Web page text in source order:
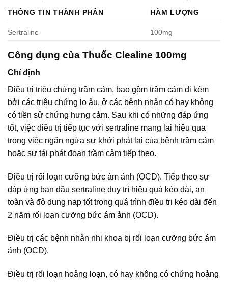
THÔNG TIN THÀNH PHẦN HÀM LƯỢNG
Sertraline 100mg
Công dụng của Thuốc Clealine 100mg
Chỉ định
Điều trị triệu chứng trầm cảm, bao gồm trầm cảm đi kèm
bởi các triệu chứng lo âu, ở các bệnh nhân có hay không
có tiền sử chứng hưng cảm. Sau khi có những đáp ứng
tốt, việc điều trị tiếp tục với sertraline mang lai hiệu qua
trong việc ngăn ngừa sự khởi phát lại của bệnh trầm cảm
hoặc sự tái phát đoạn trầm cảm tiếp theo.
Điều trị rối loạn cưỡng bức ám ảnh (OCD). Tiếp theo sự
đáp ứng ban đầu sertraline duy trì hiệu quả kéo đài, an
toàn và độ dung nạp tốt trong quá trình điều trị kéo dài đến
2 năm rối loạn cưỡng bức ám ảnh (OCD).
Điều trị các bệnh nhân nhi khoa bị rối loạn cưỡng bức ám
ảnh (OCD).
Điều trị rối loạn hoảng loạn, có hay không có chứng hoảng